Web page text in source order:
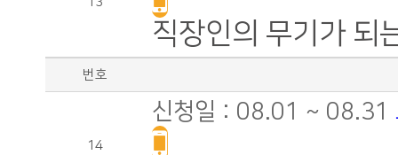
직장인의 무기가 되
번호
14
신청일 : 08.01 ~ 08.31